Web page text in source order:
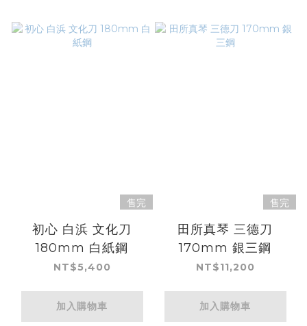
售完
初心 白浜 文化刀
180mm 白紙鋼
NT$5,400
加入購物車
售完
田所真琴 三德刀
170mm 銀三鋼
NT$11,200
加入購物車